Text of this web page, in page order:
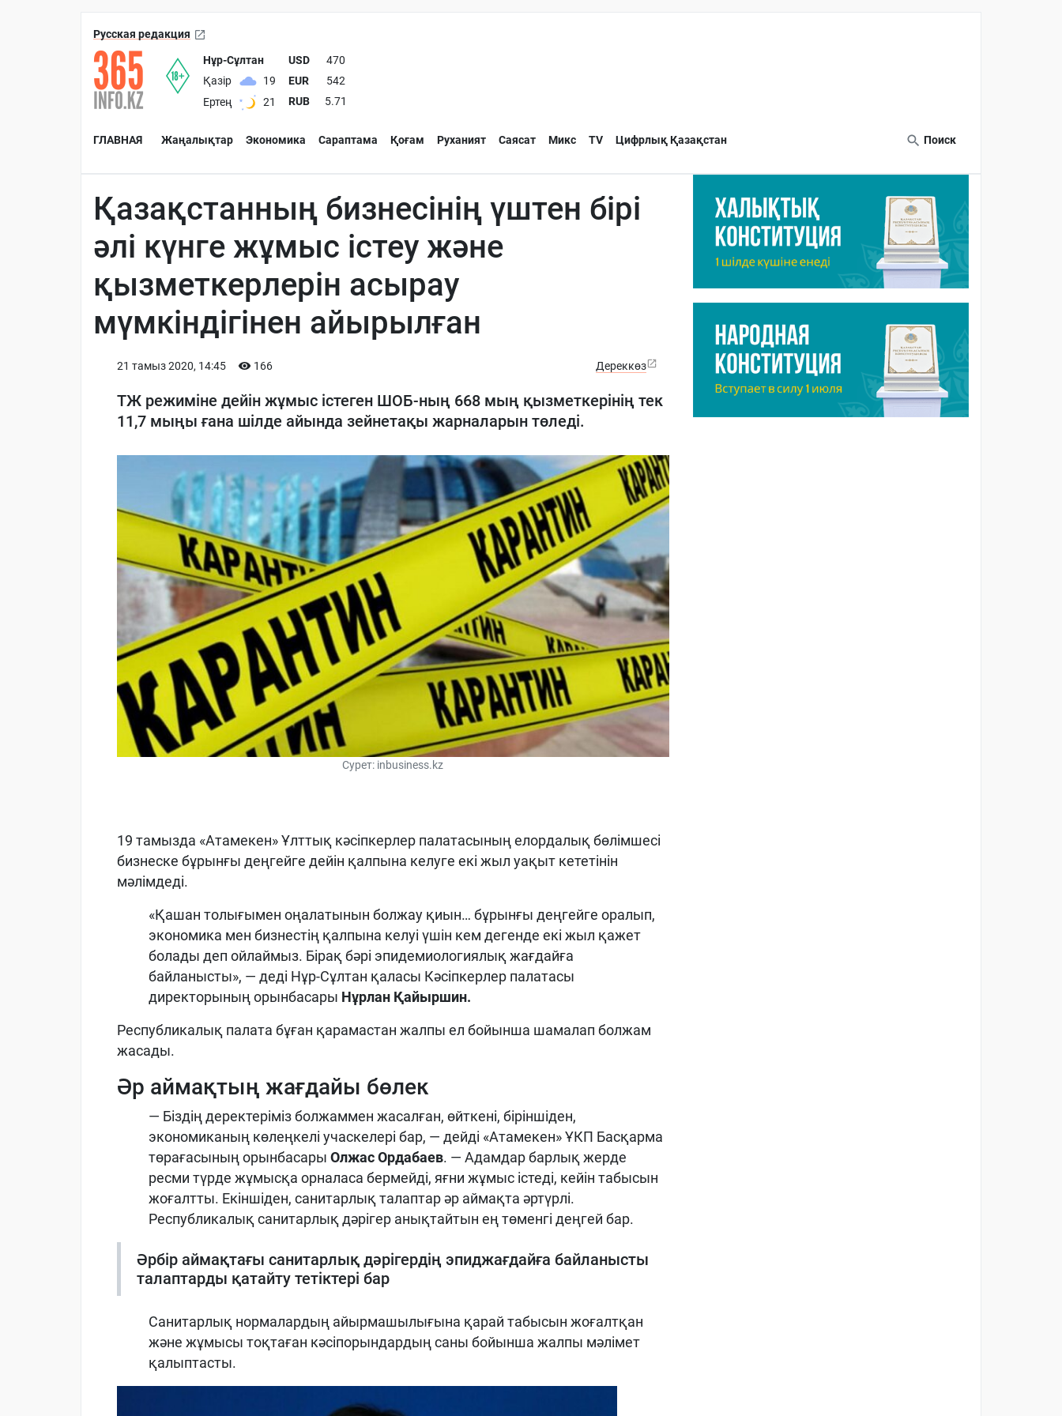
Русская редакция
Нұр-Сұлтан
Қазір
19
Ертең
21
USD
470
EUR
542
RUB
5.71
ГЛАВНАЯ Жаңалықтар Экономика Сараптама Қоғам Руханият Саясат Микс TV Цифрлық Қазақстан Поиск
Қазақстанның бизнесінің үштен бірі
әлі күнге жұмыс істеу және
қызметкерлерін асырау
мүмкіндігінен айырылған
21 тамыз 2020, 14:45 166 Дереккөз
ТЖ режиміне дейін жұмыс істеген ШОБ-ның 668 мың қызметкерінің тек
11,7 мыңы ғана шілде айында зейнетақы жарналарын төледі.
Сурет: inbusiness.kz
19 тамызда «Атамекен» Ұлттық кәсіпкерлер палатасының елордалық бөлімшесі
бизнеске бұрынғы деңгейге дейін қалпына келуге екі жыл уақыт кететінін
мәлімдеді.
«Қашан толығымен оңалатынын болжау қиын… бұрынғы деңгейге оралып,
экономика мен бизнестің қалпына келуі үшін кем дегенде екі жыл қажет
болады деп ойлаймыз. Бірақ бәрі эпидемиологиялық жағдайға
байланысты», — деді Нұр-Сұлтан қаласы Кәсіпкерлер палатасы
директорының орынбасары Нұрлан Қайыршин.
Республикалық палата бұған қарамастан жалпы ел бойынша шамалап болжам
жасады.
Әр аймақтың жағдайы бөлек
— Біздің деректеріміз болжаммен жасалған, өйткені, біріншіден,
экономиканың көлеңкелі учаскелері бар, — дейді «Атамекен» ҰКП Басқарма
төрағасының орынбасары Олжас Ордабаев. — Адамдар барлық жерде
ресми түрде жұмысқа орналаса бермейді, яғни жұмыс істеді, кейін табысын
жоғалтты. Екіншіден, санитарлық талаптар әр аймақта әртүрлі.
Республикалық санитарлық дәрігер анықтайтын ең төменгі деңгей бар.
Әрбір аймақтағы санитарлық дәрігердің эпиджағдайға байланысты
талаптарды қатайту тетіктері бар
Санитарлық нормалардың айырмашылығына қарай табысын жоғалтқан
және жұмысы тоқтаған кәсіпорындардың саны бойынша жалпы мәлімет
қалыптасты.